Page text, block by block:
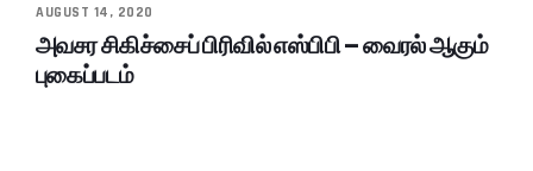
AUGUST 14, 2020
அவசர சிகிச்சைப் பிரிவில் எஸ்பிபி – வைரல் ஆகும்
புகைப்படம்